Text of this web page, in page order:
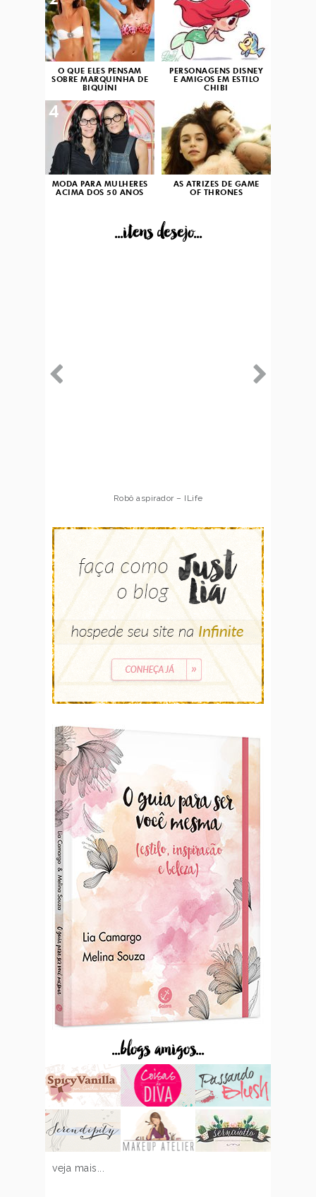
O QUE ELES PENSAM
SOBRE MARQUINHA DE
BIQUÍNI
PERSONAGENS DISNEY
E AMIGOS EM ESTILO
CHIBI
MODA PARA MULHERES
ACIMA DOS 50 ANOS
4
AS ATRIZES DE GAME
OF THRONES
...itens desejo...
Robô aspirador – ILife
...blogs amigos...
veja mais...